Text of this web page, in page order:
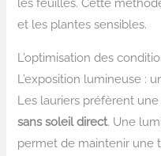
les feuilles. Cette
et les plantes sensibles.
L’optimisation des
L’exposition lumineuse :
Les lauriers préfèrent
sans soleil direct. Une
permet de maintenir une